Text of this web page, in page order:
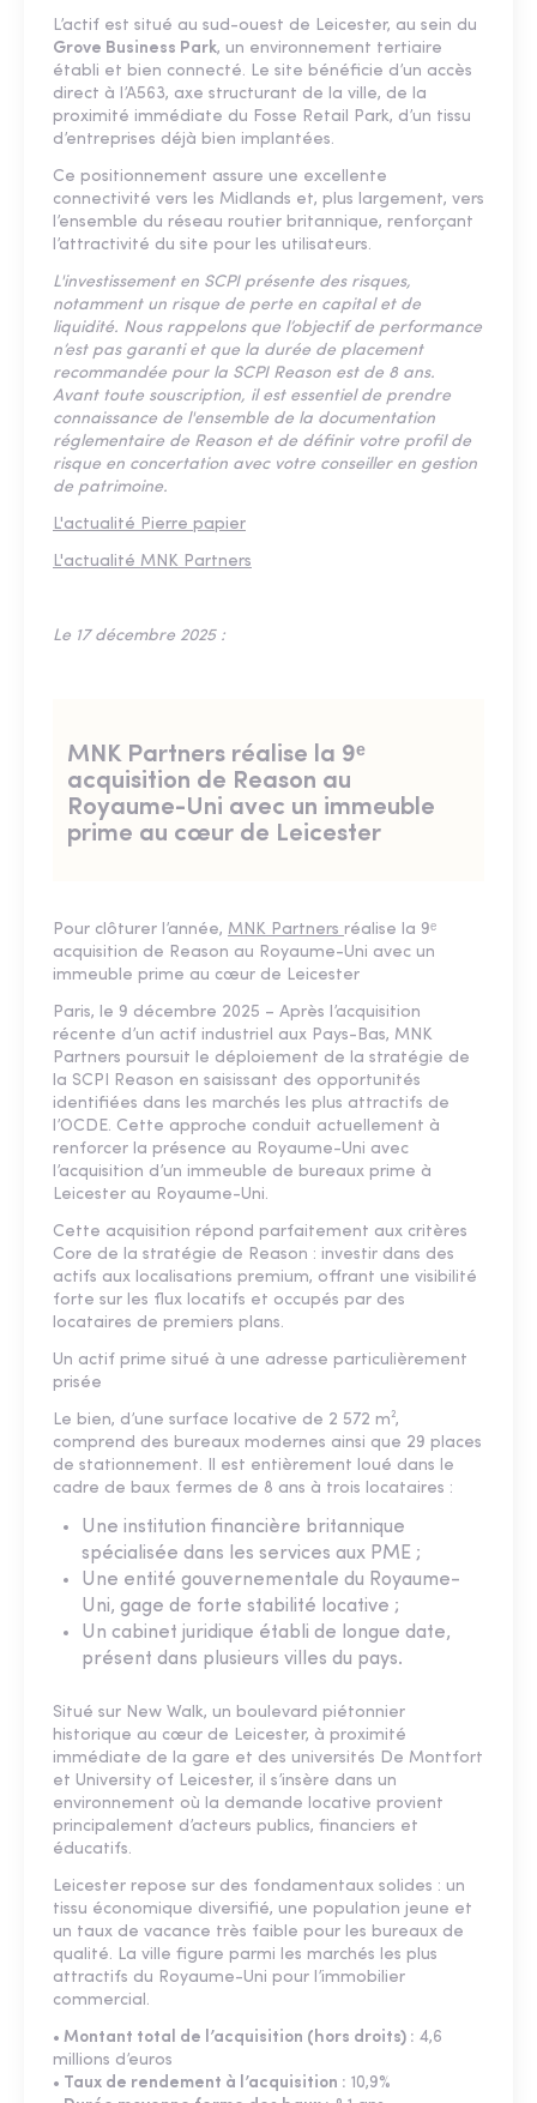
L’actif est situé au sud-ouest de Leicester, au sein du
Grove Business Park, un environnement tertiaire
établi et bien connecté. Le site bénéficie d’un accès
direct à l’A563, axe structurant de la ville, de la
proximité immédiate du Fosse Retail Park, d’un tissu
d’entreprises déjà bien implantées.
Ce positionnement assure une excellente
connectivité vers les Midlands et, plus largement, vers
l’ensemble du réseau routier britannique, renforçant
l’attractivité du site pour les utilisateurs.
L'investissement en SCPI présente des risques,
notamment un risque de perte en capital et de
liquidité. Nous rappelons que l’objectif de performance
n’est pas garanti et que la durée de placement
recommandée pour la SCPI Reason est de 8 ans.
Avant toute souscription, il est essentiel de prendre
connaissance de l'ensemble de la documentation
réglementaire de Reason et de définir votre profil de
risque en concertation avec votre conseiller en gestion
de patrimoine.
L'actualité Pierre papier
L'actualité MNK Partners
Le 17 décembre 2025 :
MNK Partners réalise la 9ᵉ
acquisition de Reason au
Royaume-Uni avec un immeuble
prime au cœur de Leicester
Pour clôturer l’année, MNK Partners réalise la 9ᵉ
acquisition de Reason au Royaume-Uni avec un
immeuble prime au cœur de Leicester
Paris, le 9 décembre 2025 – Après l’acquisition
récente d’un actif industriel aux Pays-Bas, MNK
Partners poursuit le déploiement de la stratégie de
la SCPI Reason en saisissant des opportunités
identifiées dans les marchés les plus attractifs de
l’OCDE. Cette approche conduit actuellement à
renforcer la présence au Royaume-Uni avec
l’acquisition d’un immeuble de bureaux prime à
Leicester au Royaume-Uni.
Cette acquisition répond parfaitement aux critères
Core de la stratégie de Reason : investir dans des
actifs aux localisations premium, offrant une visibilité
forte sur les flux locatifs et occupés par des
locataires de premiers plans.
Un actif prime situé à une adresse particulièrement
prisée
Le bien, d’une surface locative de 2 572 m²,
comprend des bureaux modernes ainsi que 29 places
de stationnement. Il est entièrement loué dans le
cadre de baux fermes de 8 ans à trois locataires :
Une institution financière britannique
spécialisée dans les services aux PME ;
Une entité gouvernementale du Royaume-
Uni, gage de forte stabilité locative ;
Un cabinet juridique établi de longue date,
présent dans plusieurs villes du pays.
Situé sur New Walk, un boulevard piétonnier
historique au cœur de Leicester, à proximité
immédiate de la gare et des universités De Montfort
et University of Leicester, il s’insère dans un
environnement où la demande locative provient
principalement d’acteurs publics, financiers et
éducatifs.
Leicester repose sur des fondamentaux solides : un
tissu économique diversifié, une population jeune et
un taux de vacance très faible pour les bureaux de
qualité. La ville figure parmi les marchés les plus
attractifs du Royaume-Uni pour l’immobilier
commercial.
• Montant total de l’acquisition (hors droits) : 4,6
millions d’euros
• Taux de rendement à l’acquisition : 10,9%